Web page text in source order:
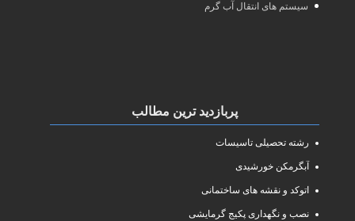
سیستم های انتقال آب گرم
پربازدید ترین مطالب
رشته تحصیلی تاسیسات
آبگرمکن خورشیدی
اتوکد و نقشه های ساختمانی
نصب و نگهداری پکیج گرمایشی